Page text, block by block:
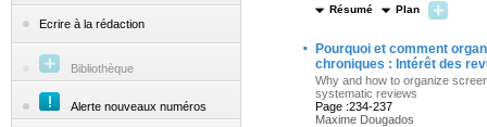
Ecrire à la rédaction
Bibliothèque
Alerte nouveaux numéros
Résumé Plan
·
Pourquoi et comment
chroniques : Intérêt des
Why and how to organize
systematic reviews
Page :234-237
Maxime Dougados